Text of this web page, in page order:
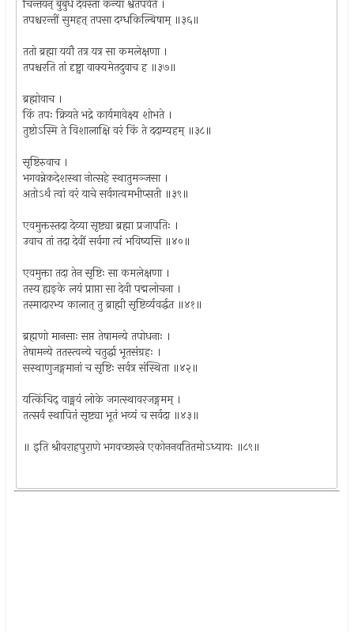
चिन्तयन् बुबुधे देवस्तां कन्यां श्वेतपर्वते ।
तपश्चरन्तीं सुमहत् तपसा दग्धकिल्बिषाम् ॥३६॥
ततो ब्रह्मा ययौ तत्र यत्र सा कमलेक्षणा ।
तपश्चरति तां दृष्ट्वा वाक्यमेतदुवाच ह ॥३७॥
ब्रह्मोवाच ।
किं तपः क्रियते भद्रे कार्यमावेक्ष्य शोभते ।
तुष्टोऽस्मि ते विशालाक्षि वरं किं ते ददाम्यहम् ॥३८॥
सृष्टिरुवाच ।
भगवन्नेकदेशस्था नोत्सहे स्थातुमञ्जसा ।
अतोऽर्थं त्वां वरं याचे सर्वगत्वमभीप्सती ॥३९॥
एवमुक्तस्तदा देव्या सृष्ट्या ब्रह्मा प्रजापतिः ।
उवाच तां तदा देवीं सर्वगा त्वं भविष्यसि ॥४०॥
एवमुक्ता तदा तेन सृष्टिः सा कमलेक्षणा ।
तस्य ह्यङ्के लयं प्राप्ता सा देवी पद्मलोचना ।
तस्मादारभ्य कालात् तु ब्राह्मी सृष्टिर्व्यवर्द्धत ॥४१॥
ब्रह्मणो मानसाः सप्त तेषामन्ये तपोधनाः ।
तेषामन्ये ततस्त्वन्ये चतुर्द्धा भूतसंग्रहः ।
सस्थाणुजङ्गमानां च सृष्टिः सर्वत्र संस्थिता ॥४२॥
यत्किंचिद् वाङ्मयं लोके जगत्स्थावरजङ्गमम् ।
तत्सर्वं स्थापितं सृष्ट्या भूतं भव्यं च सर्वदा ॥४३॥
॥ इति श्रीवराहपुराणे भगवच्छास्त्रे एकोननवतितमोऽध्यायः ॥८९॥